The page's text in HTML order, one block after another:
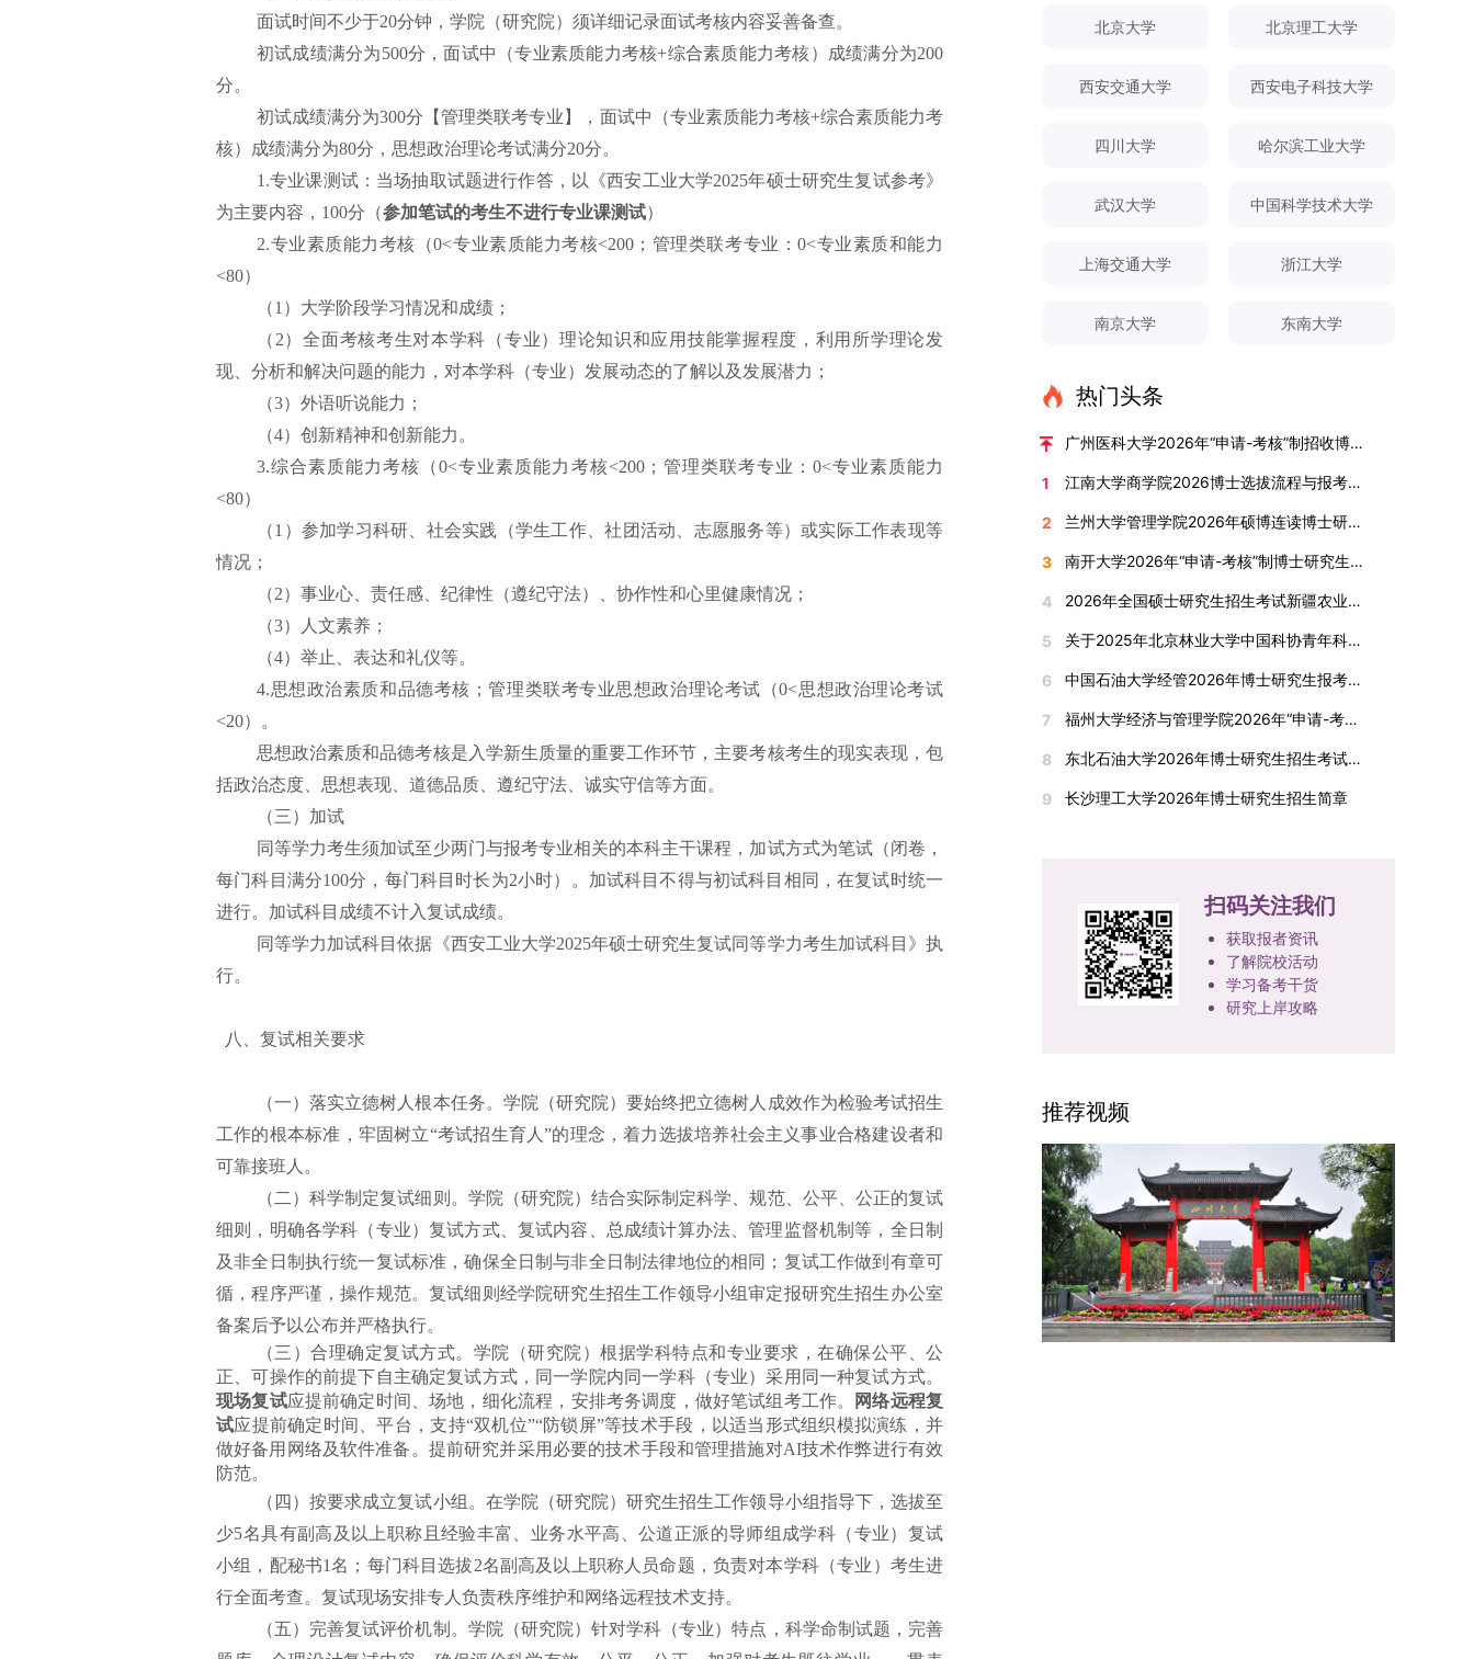
面试时间不少于20分钟，学院（研究院）须详细记录面试考核内容妥善备查。
初试成绩满分为500分，面试中（专业素质能力考核+综合素质能力考核）成绩满分为200
分。
初试成绩满分为300分【管理类联考专业】，面试中（专业素质能力考核+综合素质能力考
核）成绩满分为80分，思想政治理论考试满分20分。
1.专业课测试：当场抽取试题进行作答，以《西安工业大学2025年硕士研究生复试参考》
为主要内容，100分（参加笔试的考生不进行专业课测试）
2.专业素质能力考核（0<专业素质能力考核<200；管理类联考专业：0<专业素质和能力
<80）
（1）大学阶段学习情况和成绩；
（2）全面考核考生对本学科（专业）理论知识和应用技能掌握程度，利用所学理论发
现、分析和解决问题的能力，对本学科（专业）发展动态的了解以及发展潜力；
（3）外语听说能力；
（4）创新精神和创新能力。
3.综合素质能力考核（0<专业素质能力考核<200；管理类联考专业：0<专业素质能力
<80）
（1）参加学习科研、社会实践（学生工作、社团活动、志愿服务等）或实际工作表现等
情况；
（2）事业心、责任感、纪律性（遵纪守法）、协作性和心里健康情况；
（3）人文素养；
（4）举止、表达和礼仪等。
4.思想政治素质和品德考核；管理类联考专业思想政治理论考试（0<思想政治理论考试
<20）。
思想政治素质和品德考核是入学新生质量的重要工作环节，主要考核考生的现实表现，包
括政治态度、思想表现、道德品质、遵纪守法、诚实守信等方面。
（三）加试
同等学力考生须加试至少两门与报考专业相关的本科主干课程，加试方式为笔试（闭卷，
每门科目满分100分，每门科目时长为2小时）。加试科目不得与初试科目相同，在复试时统一
进行。加试科目成绩不计入复试成绩。
同等学力加试科目依据《西安工业大学2025年硕士研究生复试同等学力考生加试科目》执
行。
八、复试相关要求
（一）落实立德树人根本任务。学院（研究院）要始终把立德树人成效作为检验考试招生
工作的根本标准，牢固树立“考试招生育人”的理念，着力选拔培养社会主义事业合格建设者和
可靠接班人。
（二）科学制定复试细则。学院（研究院）结合实际制定科学、规范、公平、公正的复试
细则，明确各学科（专业）复试方式、复试内容、总成绩计算办法、管理监督机制等，全日制
及非全日制执行统一复试标准，确保全日制与非全日制法律地位的相同；复试工作做到有章可
循，程序严谨，操作规范。复试细则经学院研究生招生工作领导小组审定报研究生招生办公室
备案后予以公布并严格执行。
（三）合理确定复试方式。学院（研究院）根据学科特点和专业要求，在确保公平、公
正、可操作的前提下自主确定复试方式，同一学院内同一学科（专业）采用同一种复试方式。
现场复试应提前确定时间、场地，细化流程，安排考务调度，做好笔试组考工作。
网络远程复
试应提前确定时间、平台，支持“双机位”“防锁屏”等技术手段，以适当形式组织模拟演练，并
做好备用网络及软件准备。提前研究并采用必要的技术手段和管理措施对AI技术作弊进行有效
防范。
（四）按要求成立复试小组。在学院（研究院）研究生招生工作领导小组指导下，选拔至
少5名具有副高 及以上职称且经验丰富、业务水平高、公道正派的导师组成学科（专业）复试
小组，配秘书1名 ； 每门科目选拔2名副高及以上职称人员命题， 负责对本学科（专业）考生进
行全面考查。复试现场安排专人负责秩序维护和网络远程技术支持。
（五）完善复试评价机制。学院（研究院）针对学科（专业）特点，科学命制试题，完善
足相应规定：本科直博生须符合上海交通大学推荐
请者应满足当年度上海交通大学博士研究生招生的
申请人须提前与意向导师沟通确认招生意向，并在
连读与申请-考核制考生需登录上海交通大学研招
名录内交大导师。（三）报名时间节点本科直博生
两批报名，第一批截止时间为2025年12月15日，
校及报考学院要求，如实提交全部申请材料并完成
通大学相关学院与苏州实验室联合组织，具体考核
形式、内容及流程以学院后续公布的方案为准。录
并重，报名及考核期间有违规或学术不端行为者将
按有关规定处理。七、其他事项（一）入学时间预
学费标准按上海交通大学相关规定执行；学生在读
期间享受学校与实验室共同提供的奖助学金待遇。
入实验室科研阶段后，由苏州实验室统筹安排住
宿。（四）未尽事宜参照上海交通大学2026年博
海市复旦大学MBA 华东理工大学MBA 浙江省
浙江工业大学MBA
10:00前寄达经济学院研究生招生办公室。重要提
不予退还。考生须对报名信息的真实性和准确性负
改，须在报名截止前重新填报。三、选拔与录取1.
料进行资格审查，核实考生报考资格、材料完整性
学院将根据材料评议成绩及招生计划，确定进入复
织的政治理论考试，具体时间地点另行通知，成绩
试安排复试环节将对考生的思想品德、专业素养、
外语能力、创新意识及综合素质进行全面考察。复
合”，适用于理论经济学与应用经济学各专业，形
式为闭卷，时长为3小时，满分100分。面试环节
个人科研经历、研究成果及博士阶段研究设想等。
复试成绩按百分制计算，笔试与面试成绩各占
成绩) ÷ 2。复试成绩低于60分者不予录取。同等
学力考生复试期间须加试两门本专业硕士学位主干
思想政治与品德考核复试期间将同步进行思想政治
定后，学院将向考生所在单位调取人事档案及现实
表现材料进行复核。考核不合格者不予录取。四、
录取办法1.考生总成绩由材料评议成绩和复试成绩
加权得出，具体计算公式为：总成绩 = 材料评议
成绩 × 50% + 复试成绩 × 50%。2.录取工作坚
生须在规定时间内提交符合要求的体检报告（二级
甲等及以上医院或四川大学校医院出具），体检标
准按教育部及学校相关规定执行。4.拟录取名单经
网上公示，并完成体检、政审、调档等程序后，学
院将向合格考生寄发录取通知书。
西南林业大学主动对接国家重大战略和区域发展需
育服务经济社会发展的能力。目前，学校拥有4个
一级学科硕士点和17个硕士专业学位点。“十四
究生规模增长达211%。在招生宣传方面，学校构
起全面推行“申请-考核”制博士招生，2025年进一
专业调整方面，学校实施存量专业优化行动，压缩
设，陆续开展“生物与医药”“低空技术与工程”等新
兴专业招生。学校还深化科教融合，单列专项招生
带植物园等科研机构开展联合培养，探索跨学科、
跨机构的研究生培养新机制。（一）推进招生制度
询平台，提升生源质量。推行“申请-考核”制博士
招生，并拓展直博与硕博连读渠道，增强招生方式
撤销合并低效专业、加强社会急需学科建设，学校
不断优化学科结构。面向国家战略和产业需求，加
化。（三）深化科教融合与协同育人学校与高水平
科研机构共建联合培养平台，打破传统院系壁垒，
科研创新能力与实践能力。三、深化培养模式改
专业学位研究生分类培养，优化前者课程体系的理
论深度，强化后者课程的应用性与实践性。在产教
融合方面，学校出台《科技小院管理办法》《研究
生联合培养基地建设管理办法》等文件，明确产学
研一体化培养定位。目前已建成8个省级科技小
级优质课程近50门。2025年，学校专项投入60余
万元设立研究生科研创新基金，支持学生开展前沿
研究。学校还设立“香樟学术讲坛”，拓展学生学术
视野。通过系列改革，研究生科研创新与学科竞赛
成果丰硕：2024年，研究生以第一作者发表的三
检索论文占比达91.55%；在“中国研究生创新实践
大赛”等赛事中，获国家级奖项30余项、省级奖项
200余项。（一）推进分类培养与课程体系建设学
校根据学术学位与专业学位不同定位，构建差异化
茶农的绿色生产决策，揭示了合作社在引导农业生
顾在答辩陈述环节，文枚就研究背景、分析框架、
了若干修改建议，并就如何进一步聚焦关键科学问
辩结果与培养意义（一）答辩结果经答辩委员会充
博士学位论文研究思路清晰、内容充实、调研扎
文答辩。文枚由张连刚教授指导完成学业，其答辩
位博士毕业生。待学校学位评定委员会审议通过
后，她也将成为云南省该专业首位获得博士学位的
顺利完成，是学院在农林经济管理博士研究生培养
方面取得的重要进展，反映了该学位点建设已初见
为未来农林经济管理学科的持续发展、学术交流与
合作注入了新的活力。
内。同时需特别说明的是，在高考招生环节中，国
式本次自主选择专业选拔考核采用“初试+复试”的
织，复试环节则由我院自主负责实施，具体安排如
间、考试科目、考场分布及相关要求，以《关于做
准备工作的通知》（海大本[2025]17号）文件中
考生综合能力与专业适配度的关键环节，我院将从
保考核结果客观准确。1. 复试考核构成复试成绩由
复试总成绩的40%，面试成绩占复试总成绩的
考查考生的英语阅读理解、书面写作及英汉互译能
力，全面评估其英语综合应用水平。（2）面试：
绍、综合素养评估（包括逻辑思维、沟通表达、应
变能力等）以及专业认知程度（包括对目标专业的
入目标专业学习的潜力。2. 复试时间安排复试时
间初步定于2026年1月6日（星期二）下午，具体
时长60分钟；（2）面试时段：15:50—17:50，时
长120分钟。若因报名人数调整或其他特殊情况需
生。3. 复试地点安排本次复试的举办地点为海南
考生密切关注。4. 综合成绩核算与录取规则考生
的最终综合成绩采用“初试+复试”加权计算方式，
其中学校统一初试成绩占比50%，学院复试总成绩
占比50%。综合成绩核算完成后，将按分数从高到
低进行排序，需要特别注意的是，初试成绩未达到
的考生中依次录取。若出现综合成绩相同的情况，
将按以下顺序进行成绩比对，确定最终录取名次：
第一步比对初试科目中“高等数学B”的成绩，成绩
高者优先；若该科目成绩仍相同，则比对复试
中“英语”科目的成绩，以成绩高者为优先录取对
象。5. 复试应试要求为保障复试工作的严肃性与
规范性，考生在参加笔试和面试时，必须携带本人
身份证及学生证原件，以便工作人员进行身份核
验。未按要求携带有效证件的考生，将无法进入考
场参与考核，由此产生的后果由考生自行承担。6.
日前正式取得的各类学术成果。成果涵盖正式刊发
利、正式出版的专著、学科竞赛获奖证书及参与国
须登录桂林理工大学研究生教育综合管理信息系
统“论文发表信息维护”板块完成信息填报。该板块
真实准确、完整规范，若出现空项或错填情况，将
高水平论文，仅统计以桂林理工大学为第一署名单
究生为第二作者的论文；在Nature、Science、
Cell三大顶刊及其子刊发表的论文，不受作者排名
范围。其中，被SCI、EI、ISTP收录的论文，需额
外提供检索证明，论文全文与检索证明须合并为单
如下：1. 被SCI、EI、ISTP、SSCI、A&HCI来源期
刊收录的论文：需按“检索证明（如有）+分区报告
在国内核心期刊发表的论文：需上传论文全文扫描
件；3. 已收到正式录用通知但尚未刊发的论文：
稿。（二）科研奖励、专利及专著登记细则科研奖
励与专著（含软件著作权、学术专著）需已正式获
明材料均需整合为单个PDF文件上传。各类成果附
件材料要求如下：1. 科研奖励及竞赛获奖：仅限省
部级及以上级别奖励，需上传包含获奖者姓名的荣
誉证书或奖状彩色扫描件；2. 学术专著：需上传
封面、编者信息页、目录及封底的完整扫描件；3.
生作为竞赛团队负责人，参与学科竞赛（文艺、体
育类竞赛除外）并获得省部级三等奖及以上奖励的
成果，研究生需在系统“学科竞赛信息维护”菜单完
成填报。填报信息需与获奖证书内容完全一致，重
点包含参赛年份、竞赛全称、竞赛类别（从系统预
设列表中选择，具体分类可参考相关说明，无对应
选项时选择“其他”，并在竞赛名称中详细标注）、
获奖等级等核心信息。获奖级别分为国际级、国家
级、省部级三类，获奖等级分为特等奖、一等奖、
北京大学 北京理工大学
西安交通大学 西安电子科技大学
四川大学 哈尔滨工业大学
武汉大学 中国科学技术大学
上海交通大学 浙江大学
南京大学 东南大学
热门头条
广州医科大学2026年“申请-考核”制招收博士研究生报考公告
1 江南大学商学院2026博士选拔流程与报考条件汇总
2 兰州大学管理学院2026年硕博连读博士研究生招生“申请-考核”实施方案
3 南开大学2026年“申请-考核”制博士研究生招生录取工作实施细则
4 2026年全国硕士研究生招生考试新疆农业大学报考点网上确认公告
5 关于2025年北京林业大学中国科协青年科技人才培育工程博士生推荐工作的通知
6 中国石油大学经管2026年博士研究生报考通知
7 福州大学经济与管理学院2026年“申请-考核”制招收攻读博士学位研究生相关要求
8 东北石油大学2026年博士研究生招生考试实施细则
9 长沙理工大学2026年博士研究生招生简章
扫码关注我们
获取报者资讯
了解院校活动
学习备考干货
研究上岸攻略
推荐视频